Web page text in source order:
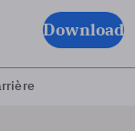
Download